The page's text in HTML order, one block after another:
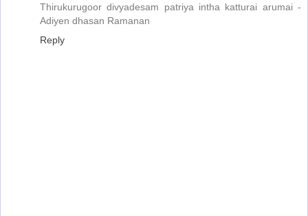
Thirukurugoor divyadesam patriya intha katturai arumai -
Adiyen dhasan Ramanan
Reply